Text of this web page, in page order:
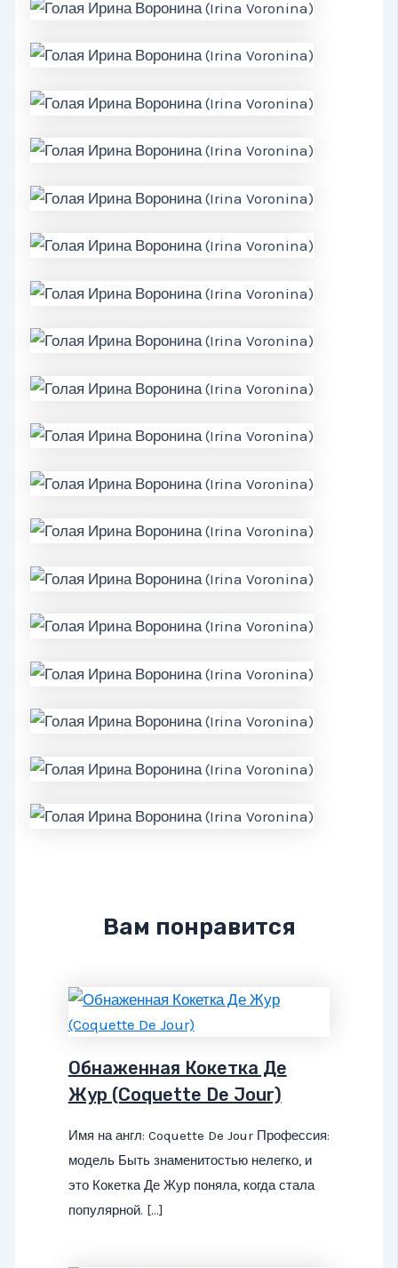
Вам понравится
Обнаженная Кокетка Де
Жур (Coquette De Jour)
Имя на англ: Coquette De Jour Профессия:
модель Быть знаменитостью нелегко, и
это Кокетка Де Жур поняла, когда стала
популярной. […]